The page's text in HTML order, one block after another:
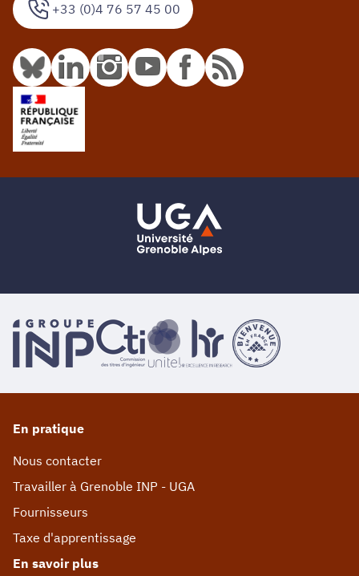
+33 (0)4 76 57 45 00
En pratique
Nous contacter
Travailler à Grenoble INP - UGA
Fournisseurs
Taxe d'apprentissage
En savoir plus